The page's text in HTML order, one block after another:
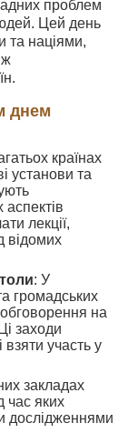
проблем
Цей день
та націями,
днем
країнах
установи та
аспектів
лекції,
відомих
: У
громадських
обговорення на
заходи
участь у
закладах
час яких
дослідженнями